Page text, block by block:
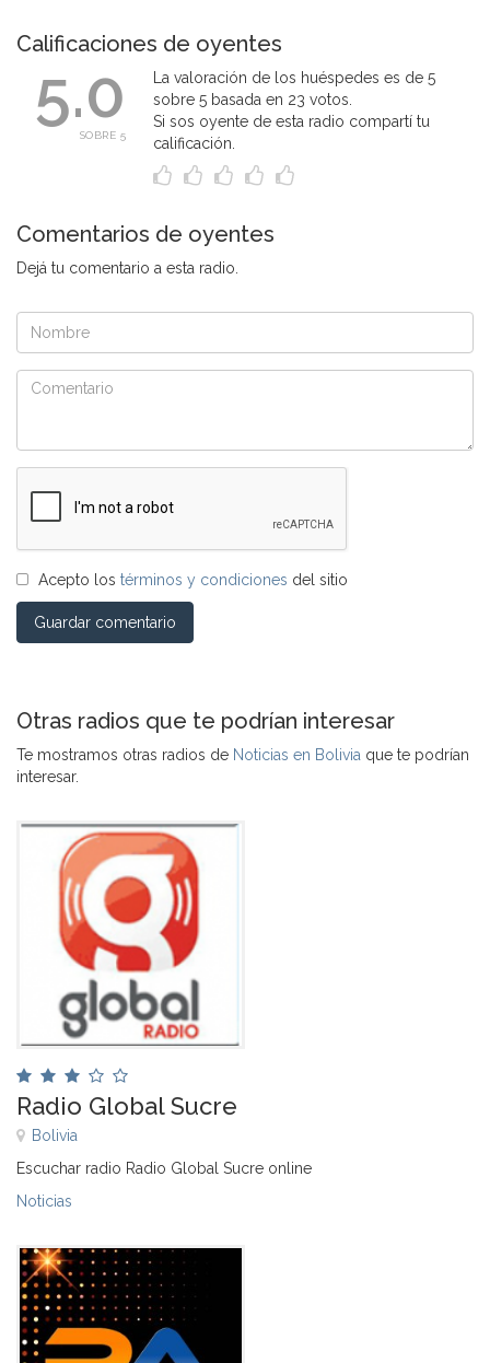
Calificaciones de oyentes
5.0
SOBRE 5
La valoración de los huéspedes es de 5
sobre 5 basada en 23 votos.
Si sos oyente de esta radio compartí tu
calificación.
Comentarios de oyentes
Dejá tu comentario a esta radio.
Acepto los términos y condiciones del sitio
Guardar comentario
Otras radios que te podrían interesar
Te mostramos otras radios de Noticias en Bolivia que te podrían
interesar.
Radio Global Sucre
Bolivia
Escuchar radio Radio Global Sucre online
Noticias